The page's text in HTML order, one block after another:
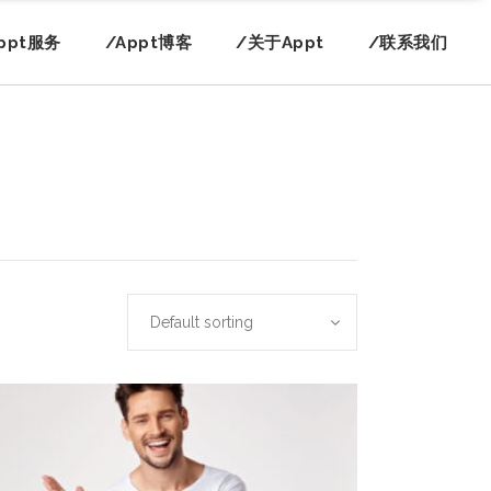
服务 /Appt博客 /关于Appt /联系我们
Default sorting